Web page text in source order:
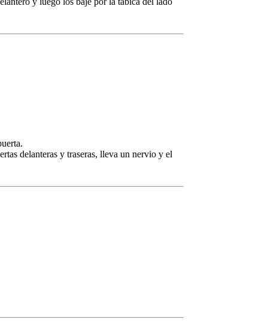
delanteras y traseras, lleva un nervio y el